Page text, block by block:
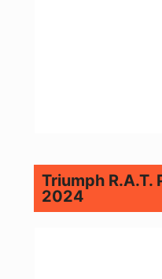
Triumph R.A.T.
2024